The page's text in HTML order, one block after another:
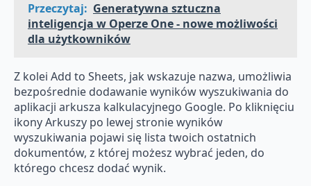
Przeczytaj: Generatywna sztuczna
inteligencja w Operze One - nowe możliwości
dla użytkowników
Z kolei Add to Sheets, jak wskazuje nazwa, umożliwia
bezpośrednie dodawanie wyników wyszukiwania do
aplikacji arkusza kalkulacyjnego Google. Po kliknięciu
ikony Arkuszy po lewej stronie wyników
wyszukiwania pojawi się lista twoich ostatnich
dokumentów, z której możesz wybrać jeden, do
którego chcesz dodać wynik.